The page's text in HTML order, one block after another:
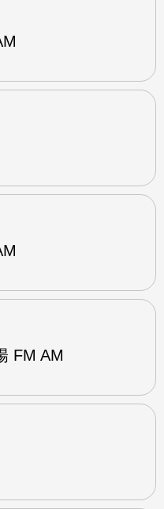
FM AM